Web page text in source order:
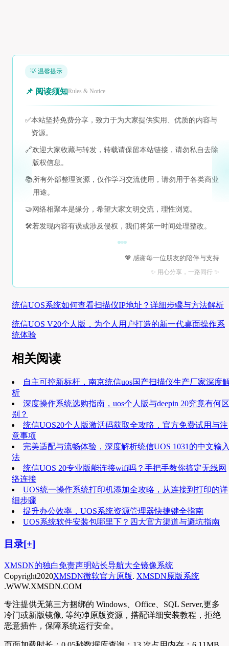
💡 温馨提示
📌 阅读须知Rules & Notice
✅本站坚持免费分享，致力于为大家提供实用、优质的内容与
资源。
🔗欢迎大家收藏与转发，转载请保留本站链接，请勿私自去除
版权信息。
📚所有外部整理资源，仅作学习交流使用，请勿用于各类商业
用途。
🤝 网络相聚本是缘分，希望大家文明交流，理性浏览。
🛠️若发现内容有误或涉及侵权，我们将第一时间处理整改。
💖 感谢每一位朋友的陪伴与支持
✨ 用心分享，一路同行 ✨
统信UOS系统如何查看扫描仪IP地址？详细步骤与方法解析
统信UOS V20个人版，为个人用户打造的新一代桌面操作系
统体验
相关阅读
自主可控新标杆，南京统信uos国产扫描仪生产厂家深度
析
深度操作系统选购指南，uos个人版与deepin 20究竟有何区
别？
统信UOS20个人版激活码获取全攻略，官方免费试用与注
意事项
完美适配与流畅体验，深度解析统信UOS 1031的中文输
法
统信UOS 20专业版能连接wifi吗？手把手教你搞定无线网
络连接
UOS统一操作系统打印机添加全攻略，从连接到打印的详
细步骤
提升办公效率，UOS系统资源管理器快捷键全指南
UOS系统软件安装包哪里下？四大官方渠道与避坑指南
目录[+]
XMSDN的独白免责声明站长导航大全镜像系统
Copyright2020XMSDN微软官方原版. XMSDN原版系统
.WWW.XMSDN.COM
专注提供无第三方捆绑的 Windows、Office、SQL Server,更多
冷门或新版镜像, 等纯净原版资源，搭配详细安装教程，拒绝
恶意插件，保障系统运行安全。